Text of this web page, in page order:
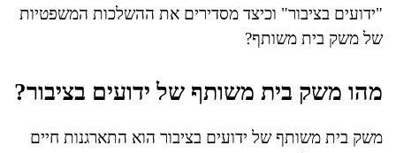
"ידועים בציבור" וכיצד מסדירים את ההשלכות המשפטיות
של משק בית משותף?
מהו משק בית משותף של ידועים בציבור?
משק בית משותף של ידועים בציבור הוא התארגנות חיים